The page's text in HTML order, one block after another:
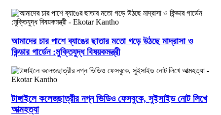
আমাদের চার পাশে ব্যাঙের ছাতার মতো গড়ে উঠছে মাদ্রাসা ও
কিন্ডার গার্ডেন :মুক্তিযুদ্ধ বিষয়কমন্ত্রী
টাঙ্গাইলে কলেজছাত্রীর নগ্ন ভিডিও ফেসবুকে, সুইসাইড নোট লিখে
আত্মহত্যা